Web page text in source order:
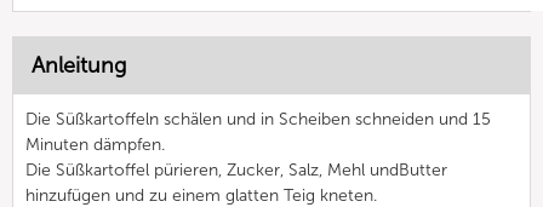
Anleitung
Die Süßkartoffeln schälen und in Scheiben schneiden und 15
Minuten dämpfen.
Die Süßkartoffel pürieren, Zucker, Salz, Mehl undButter
hinzufügen und zu einem glatten Teig kneten.